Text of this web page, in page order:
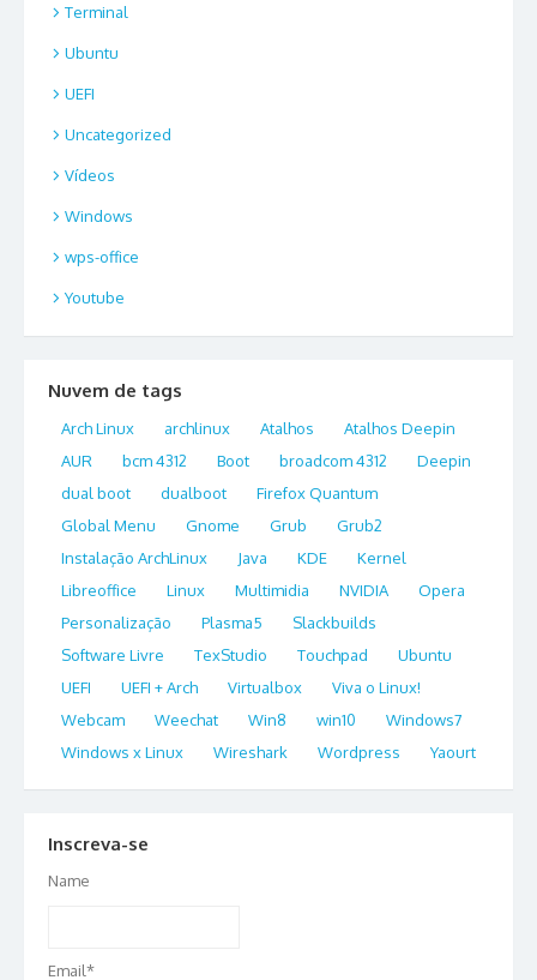
Terminal
Ubuntu
UEFI
Uncategorized
Vídeos
Windows
wps-office
Youtube
Nuvem de tags
Arch Linux archlinux Atalhos
Atalhos Deepin
AUR
bcm 4312 Boot broadcom 4312
Deepin
dual boot
dualboot
Firefox Quantum
Global Menu
Gnome Grub
Grub2
Instalação ArchLinux
Java KDE
Kernel
Libreoffice
Linux Multimidia NVIDIA
Opera
Personalização
Plasma5
Slackbuilds
Software Livre
TexStudio Touchpad
Ubuntu
UEFI
UEFI + Arch Virtualbox
Viva o Linux!
Webcam
Weechat Win8 win10
Windows7
Windows x Linux
Wireshark Wordpress Yaourt
Inscreva-se
Name
Email*